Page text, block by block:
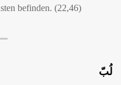
befinden. (22,46)
لُبّ